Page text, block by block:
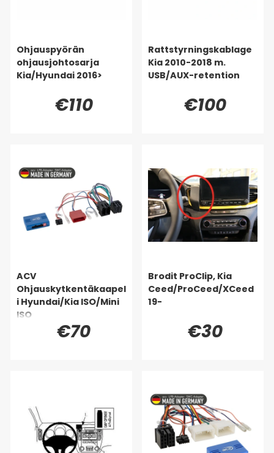
Ohjauspyörän
ohjausjohtosarja
Kia/Hyundai 2016>
€110
Rattstyrningskablage
Kia 2010-2018 m.
USB/AUX-retention
€100
ACV
Ohjauskytkentäkaapel
i Hyundai/Kia ISO/Mini
ISO
€70
Brodit ProClip, Kia
Ceed/ProCeed/XCeed
19-
€30